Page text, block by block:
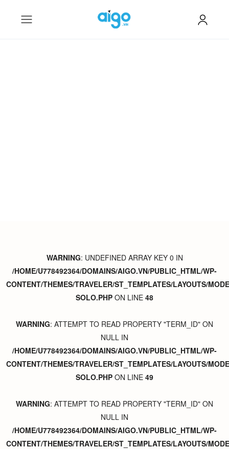
WARNING: UNDEFINED ARRAY KEY 0 IN
/HOME/U778492364/DOMAINS/AIGO.VN/PUBLIC_HTML/WP-
CONTENT/THEMES/TRAVELER/ST_TEMPLATES/LAYOUTS/
SOLO.PHP ON LINE 48
WARNING: ATTEMPT TO READ PROPERTY "TERM_ID" ON
NULL IN
/HOME/U778492364/DOMAINS/AIGO.VN/PUBLIC_HTML/WP-
CONTENT/THEMES/TRAVELER/ST_TEMPLATES/LAYOUTS/
SOLO.PHP ON LINE 49
WARNING: ATTEMPT TO READ PROPERTY "TERM_ID" ON
NULL IN
/HOME/U778492364/DOMAINS/AIGO.VN/PUBLIC_HTML/WP-
CONTENT/THEMES/TRAVELER/ST_TEMPLATES/LAYOUTS/